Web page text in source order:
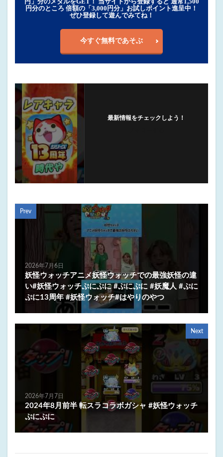
円分のところ 倍額の「3,000円分」お試しポイント進呈中！
ぜひ登録して遊んでみてね！
今すぐ無料であそぶ
最新情報をチェックしよう！
Prev
2026年7月6日
妖怪ウォッチアニメ妖怪ウォッチでの最強妖怪の違
い#妖怪ウォッチぷにぷに #ぷにぷに #妖魔人 #ぷに
ぷに13周年 #妖怪ウォッチ#はやりのやつ
Next
2026年7月7日
2024年8月前半 転スラコラボガシャ #妖怪ウォッチ
ぷにぷに